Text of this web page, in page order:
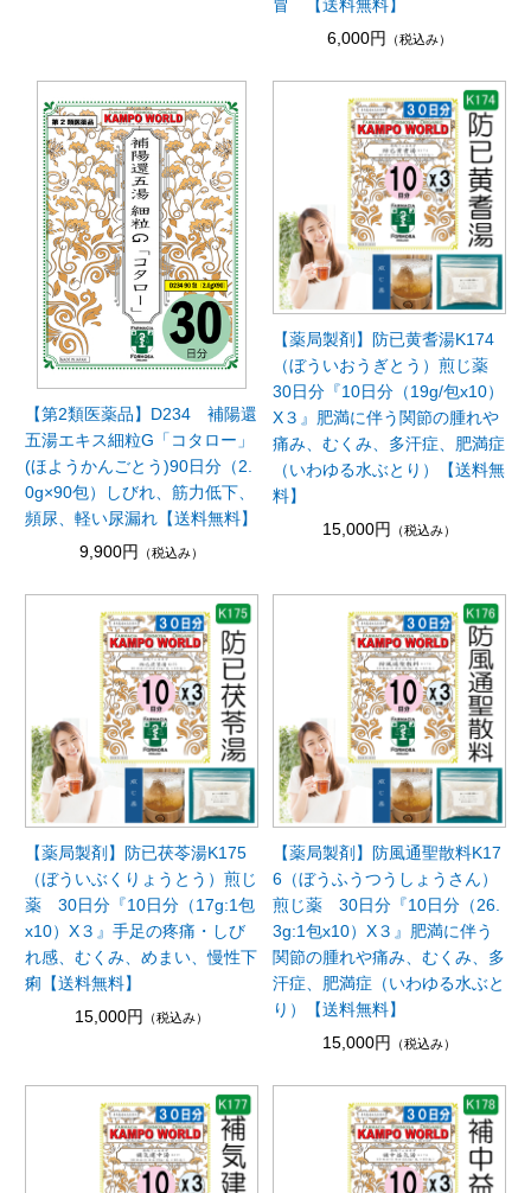
冒 【送料無料】
6,000円
（税込み）
【第2類医薬品】D234 補陽還
五湯エキス細粒G「コタロー」
(ほようかんごとう)90日分（2.
0g×90包）しびれ、筋力低下、
頻尿、軽い尿漏れ【送料無料】
9,900円
（税込み）
【薬局製剤】防已黄耆湯K174
（ぼういおうぎとう）煎じ薬
30日分『10日分（19g/包x10）
X３』肥満に伴う関節の腫れや
痛み、むくみ、多汗症、肥満症
（いわゆる水ぶとり）【送料無
料】
15,000円
（税込み）
【薬局製剤】防已茯苓湯K175
（ぼういぶくりょうとう）煎じ
薬 30日分『10日分（17g:1包
x10）X３』手足の疼痛・しび
れ感、むくみ、めまい、慢性下
痢【送料無料】
15,000円
（税込み）
【薬局製剤】防風通聖散料K17
6（ぼうふうつうしょうさん）
煎じ薬 30日分『10日分（26.
3g:1包x10）X３』肥満に伴う
関節の腫れや痛み、むくみ、多
汗症、肥満症（いわゆる水ぶと
り）【送料無料】
15,000円
（税込み）